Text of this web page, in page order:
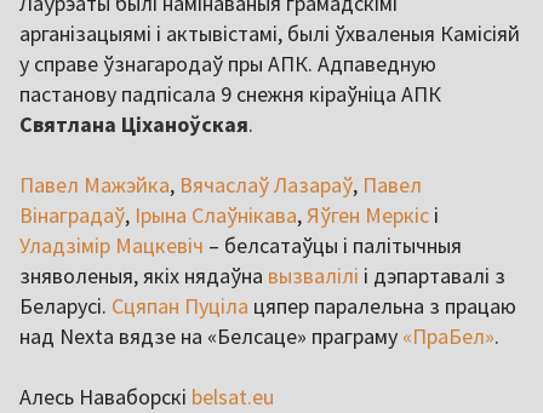
арганізацыямі і актывістамі, былі ўхваленыя Камісіяй
у справе ўзнагародаў пры АПК. Адпаведную
пастанову падпісала 9 снежня кіраўніца АПК
Святлана Ціханоўская.
Павел Мажэйка, Вячаслаў Лазараў, Павел
Вінаградаў, Ірына Слаўнікава,Яўген Меркіс і
Уладзімір Мацкевіч – белсатаўцы і палітычныя
зняволеныя, якіх нядаўна вызвалілі і дэпартавалі з
Беларусі. Сцяпан Пуціла цяпер паралельна з працаю
над Nexta вядзе на «Белсаце» праграму «ПраБел».
Алесь Наваборскі belsat.eu